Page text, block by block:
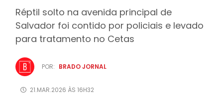
Réptil solto na avenida principal de
Salvador foi contido por policiais e levado
para tratamento no Cetas
POR: BRADO JORNAL
21.MAR.2026 ÀS 16H32